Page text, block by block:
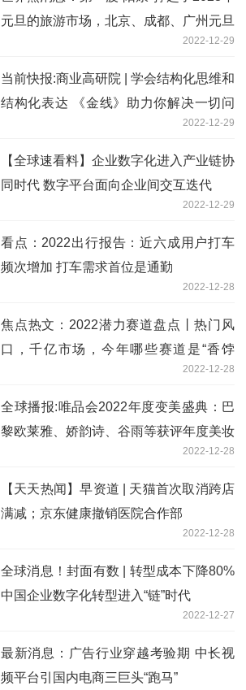
元旦的旅游市场，北京、成都、广州元旦
2022-12-29
当前快报:商业高研院 | 学会结构化思维和
结构化表达 《金线》助力你解决一切问
2022-12-29
【全球速看料】企业数字化进入产业链协
同时代 数字平台面向企业间交互迭代
2022-12-29
看点：2022出行报告：近六成用户打车
频次增加 打车需求首位是通勤
2022-12-28
焦点热文：2022潜力赛道盘点丨热门风
口，千亿市场，今年哪些赛道是“香饽
2022-12-28
全球播报:唯品会2022年度变美盛典：巴
黎欧莱雅、娇韵诗、谷雨等获评年度美妆
2022-12-28
【天天热闻】早资道 | 天猫首次取消跨店
满减；京东健康撤销医院合作部
2022-12-28
全球消息！封面有数 | 转型成本下降80%
中国企业数字化转型进入“链”时代
2022-12-27
最新消息：广告行业穿越考验期 中长视
频平台引国内电商三巨头“跑马”